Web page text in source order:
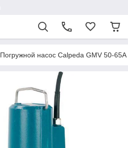
Погружной насос Calpeda GMV 50-65A